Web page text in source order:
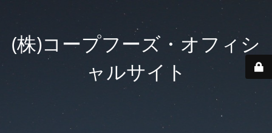
(株)コープフーズ・オフィシ
ャルサイト